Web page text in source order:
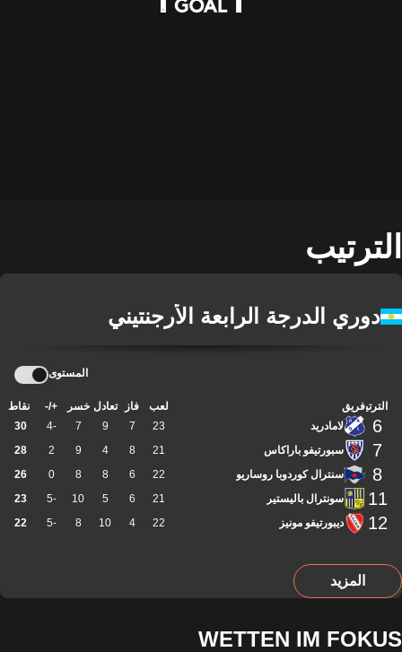
الترتيب
دوري الدرجة الرابعة الأرجنتيني
المستوى
الترتيبفريق لعب فاز تعادل خسر +/- نقاط
6 لامادريد 23
7
9
7
-4
30
7 سبورتيفو باراكاس 21
8
4
9
2
28
8 سنترال كوردوبا روساريو 22
6
8
8
0
26
11 سونترال باليستير 21
6
5
10
-5
23
12 ديبورتيفو مونيز 22
4
10
8
-5
22
المزيد
WETTEN IM FOKUS